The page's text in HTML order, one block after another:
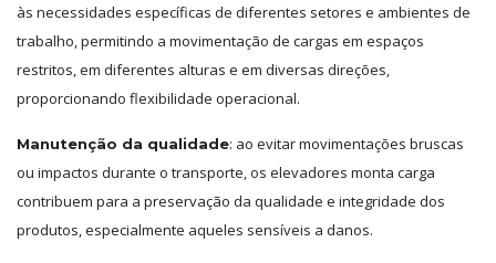
às necessidades específicas de diferentes setores e ambientes de
trabalho, permitindo a movimentação de cargas em espaços
restritos, em diferentes alturas e em diversas direções,
proporcionando flexibilidade operacional.
Manutenção da qualidade: ao evitar movimentações bruscas
ou impactos durante o transporte, os elevadores monta carga
contribuem para a preservação da qualidade e integridade dos
produtos, especialmente aqueles sensíveis a danos.